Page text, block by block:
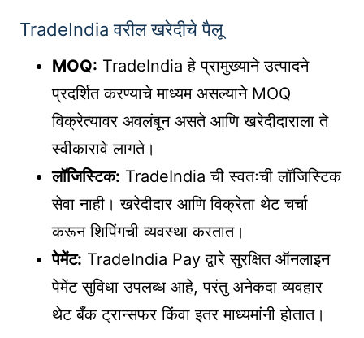
TradeIndia वरील खरेदीचे पैलू
MOQ: TradeIndia हे प्रामुख्याने उत्पादने
प्रदर्शित करण्याचे माध्यम असल्याने MOQ
विक्रेत्यावर अवलंबून असते आणि खरेदीदाराला ते
स्वीकारावे लागते।
लॉजिस्टिक: TradeIndia ची स्वतःची लॉजिस्टिक
सेवा नाही। खरेदीदार आणि विक्रेता थेट चर्चा
करून शिपिंगची व्यवस्था करतात।
पेमेंट: TradeIndia Pay द्वारे सुरक्षित ऑनलाइन
पेमेंट सुविधा उपलब्ध आहे, परंतु अनेकदा व्यवहार
थेट बँक ट्रान्सफर किंवा इतर माध्यमांनी होतात।